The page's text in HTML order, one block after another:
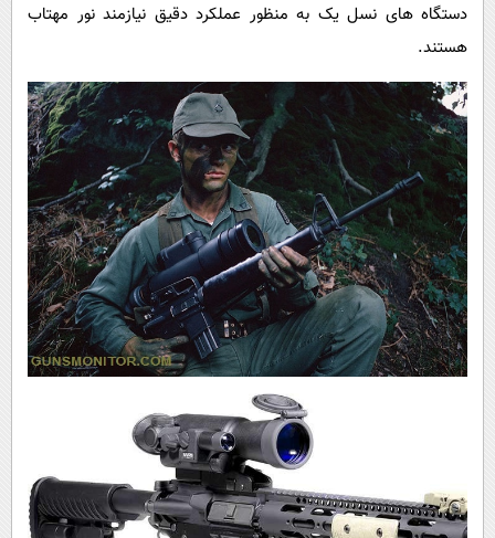
دستگاه های نسل یک به منظور عملکرد دقیق نیازمند نور مهتاب
هستند.